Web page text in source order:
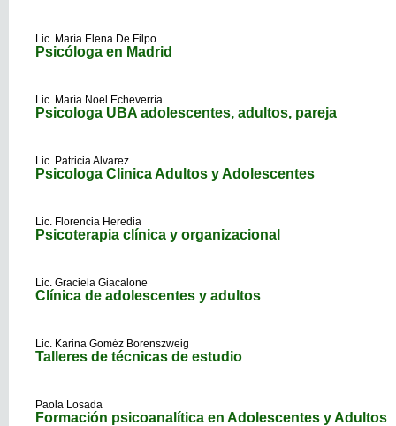
Lic. María Elena De Filpo
Psicóloga en Madrid
Lic. María Noel Echeverría
Psicologa UBA adolescentes, adultos, pareja
Lic. Patricia Alvarez
Psicologa Clinica Adultos y Adolescentes
Lic. Florencia Heredia
Psicoterapia clínica y organizacional
Lic. Graciela Giacalone
Clínica de adolescentes y adultos
Lic. Karina Goméz Borenszweig
Talleres de técnicas de estudio
Paola Losada
Formación psicoanalítica en Adolescentes y Adultos